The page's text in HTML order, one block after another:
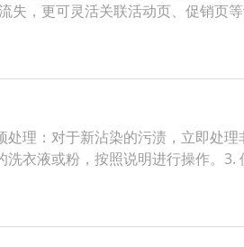
失，更可灵活关联活动页、促销页
理：对于新沾染的污渍，立即处理
衣液或粉，按照说明进行操作。3.